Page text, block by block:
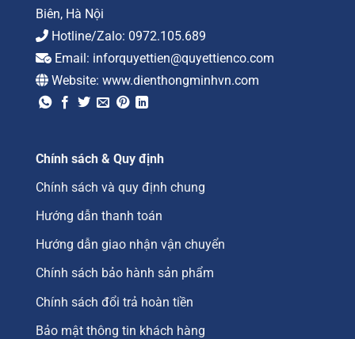
Biên, Hà Nội
Hotline/Zalo: 0972.105.689
Email: inforquyettien@quyettienco.com
Website: www.dienthongminhvn.com
Chính sách & Quy định
Chính sách và quy định chung
Hướng dẫn thanh toán
Hướng dẫn giao nhận vận chuyển
Chính sách bảo hành sản phẩm
Chính sách đổi trả hoàn tiền
Bảo mật thông tin khách hàng